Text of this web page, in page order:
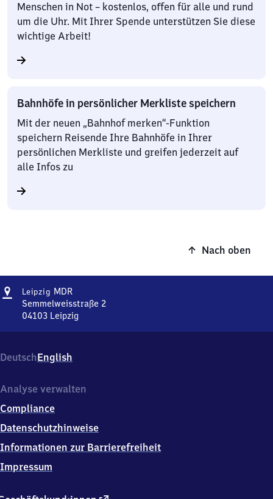
Menschen in Not – kostenlos, offen für alle und rund
um die Uhr. Mit Ihrer Spende unterstützen Sie diese
wichtige Arbeit!
Bahnhöfe in persönlicher Merkliste speichern
Mit der neuen „Bahnhof merken“-Funktion
speichern Reisende Ihre Bahnhöfe in Ihrer
persönlichen Merkliste und greifen jederzeit auf
alle Infos zu
Nach oben
Adresse
Leipzig MDRLeipzig
MDR
Semmelweisstraße 2
04103 Leipzig
Semmelweisstraße
2,
4
0
3
DeutschEnglish
Analyse verwalten
Compliance
Datenschutzhinweise
Informationen zur Barrierefreiheit
Impressum